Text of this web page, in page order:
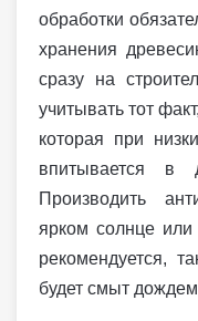
обработки
хранения
сразу на
учитывать тот
которая при
впитывается в
Производить
ярком солнце
рекомендуется,
будет смыт